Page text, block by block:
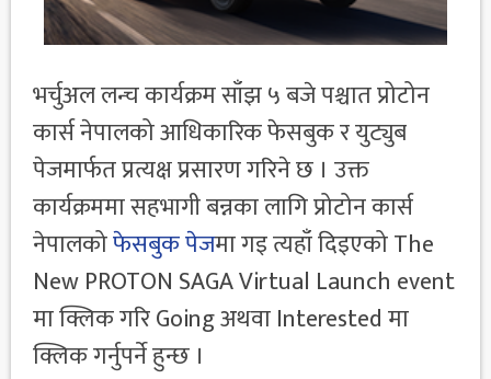
भर्चुअल लन्च कार्यक्रम साँझ ५ बजे पश्चात प्रोटोन
कार्स नेपालको आधिकारिक फेसबुक र युट्युब
पेजमार्फत प्रत्यक्ष प्रसारण गरिने छ । उक्त
कार्यक्रममा सहभागी बन्नका लागि प्रोटोन कार्स
नेपालकोफेसबुक पेजमा गइ त्यहाँ दिइएको The
New PROTON SAGA Virtual Launch event
मा क्लिक गरि Going अथवा Interested मा
क्लिक गर्नुपर्ने हुन्छ ।